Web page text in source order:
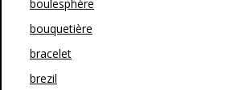
boulesphère
bouquetière
bracelet
brezil